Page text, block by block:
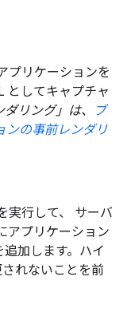
プリケーションを
としてキャプチャ
リング」は、
ブ
ンの事前レンダリ
実行して、 サーバ
アプリケーション
加します。ハイ
れないことを前